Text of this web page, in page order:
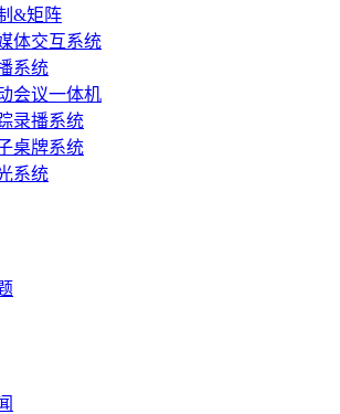
&矩阵
体交互系统
系统
会议一体机
录播系统
桌牌系统
系统